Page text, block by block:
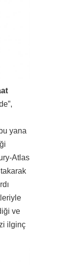
yana
Atlas
ve
ilginç